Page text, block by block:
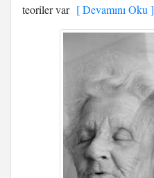
teoriler var[ Devamını Oku ]